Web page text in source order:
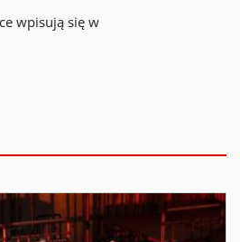
wpisują się w